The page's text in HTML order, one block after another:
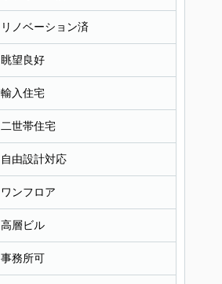
リノベーション済
眺望良好
輸入住宅
二世帯住宅
自由設計対応
ワンフロア
高層ビル
事務所可